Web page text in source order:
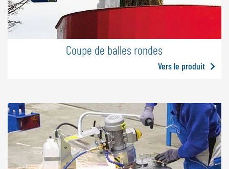
Coupe de balles rondes
Vers le produit